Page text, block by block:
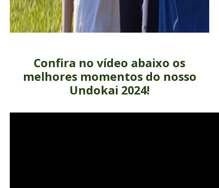
Confira no vídeo abaixo os
melhores momentos do nosso
Undokai 2024!